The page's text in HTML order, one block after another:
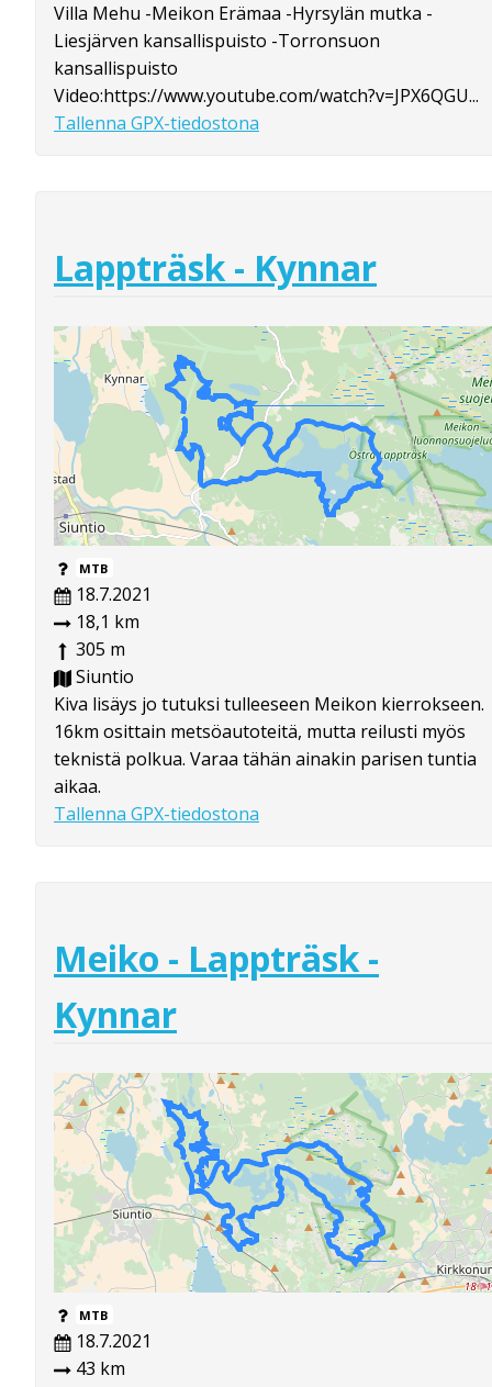
Villa Mehu -Meikon Erämaa -Hyrsylän mutka -
Liesjärven kansallispuisto -Torronsuon
kansallispuisto
Video:https://www.youtube.com/watch?v=JPX6QGU...
Tallenna GPX-tiedostona
Lappträsk - Kynnar
MTB
18.7.2021
18,1 km
305 m
Siuntio
Kiva lisäys jo tutuksi tulleeseen Meikon kierrokseen.
16km osittain metsöautoteitä, mutta reilusti myös
teknistä polkua. Varaa tähän ainakin parisen tuntia
aikaa.
Tallenna GPX-tiedostona
Meiko - Lappträsk -
Kynnar
MTB
18.7.2021
43 km